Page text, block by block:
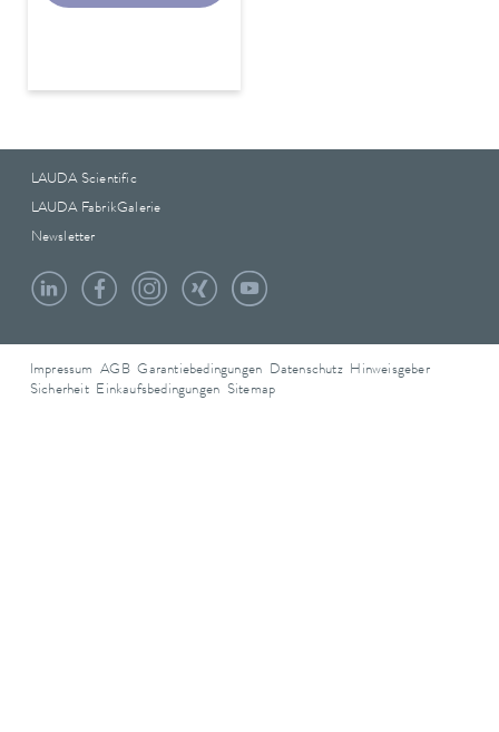
LAUDA Scientific
LAUDA FabrikGalerie
Newsletter
Impressum AGB Garantiebedingungen Datenschutz
Hinweisgeber
Sicherheit
Einkaufsbedingungen Sitemap